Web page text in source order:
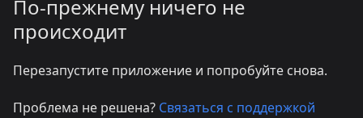
По-прежнему ничего не
происходит
Перезапустите приложение и попробуйте снова.
Проблема не решена? Связаться с поддержкой